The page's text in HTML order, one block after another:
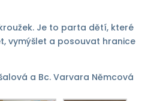
Je to parta dětí, které
vymýšlet a posouvat hranice
a Bc. Varvara Němcová